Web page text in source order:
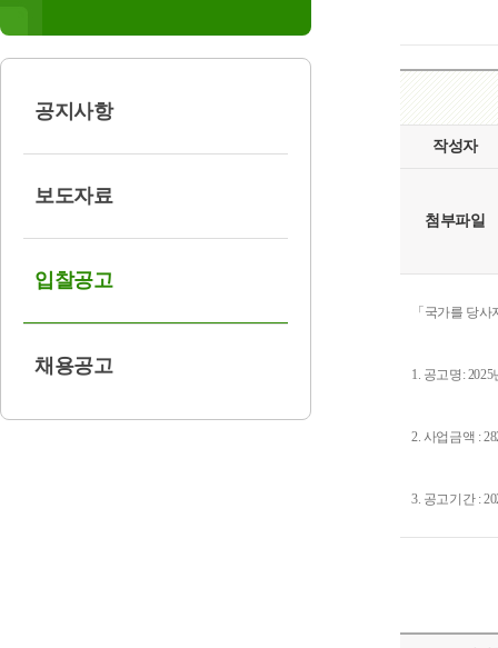
공지사항
보도자료
입찰공고
채용공고
작성자
첨부파일
「국가를 당
1. 공고명:
2. 사업금액 :
3. 공고기간 :